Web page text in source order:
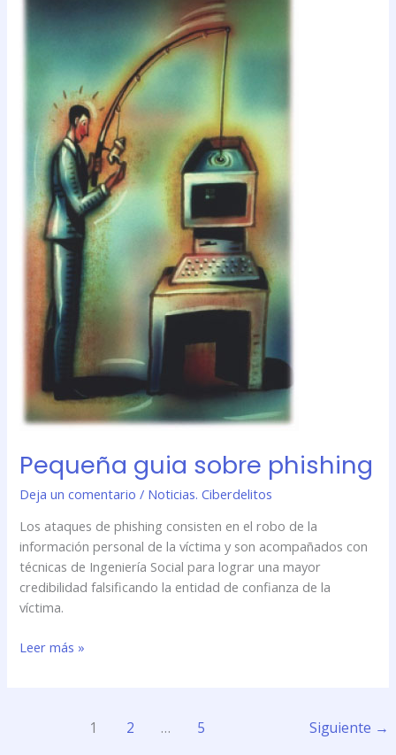
Pequeña guia sobre phishing
Deja un comentario / Noticias. Ciberdelitos
Los ataques de phishing consisten en el robo de la
información personal de la víctima y son acompañados con
técnicas de Ingeniería Social para lograr una mayor
credibilidad falsificando la entidad de confianza de la
víctima.
phishing
Leer más »
1 2 … 5 Siguiente →